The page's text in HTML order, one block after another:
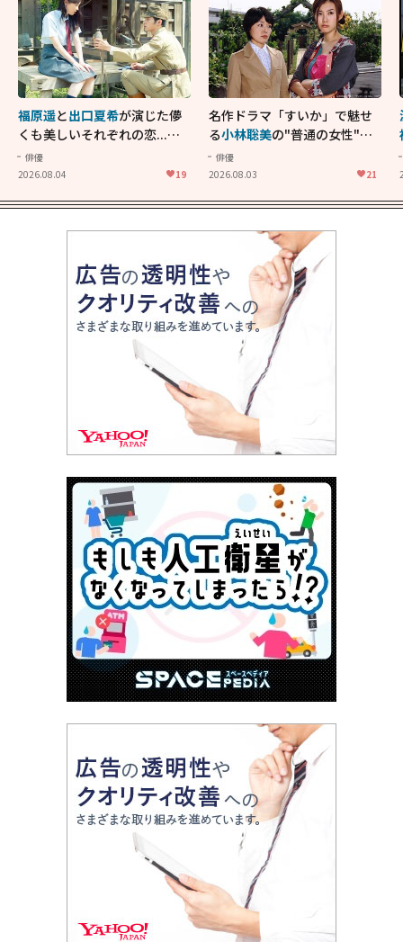
福原遥と出口夏希が演じた儚
くも美しいそれぞれの恋...生
きることの尊さを教えてくれ
た映画「あの花が咲く丘で、
俳優
2026.08.04
19
名作ドラマ「すいか」で魅せ
る小林聡美の"普通の女性"が
大人に刺さる...映画「かもめ
食堂」にも通じる静かな芝居
俳優
2026.08.03
21